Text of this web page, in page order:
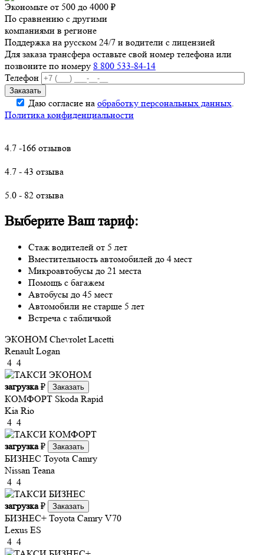
Экономьте от 500 до 4000 ₽
По сравнению с другими
компаниями в регионе
Поддержка на русском 24/7 и водители с лицензией
Для заказа трансфера оставьте свой номер телефона или
позвоните по номеру 8 800 533-84-14
Телефон
Даю согласие на обработку персональных данных.
Политика конфиденциальности
4.7 -166 отзывов
4.7 - 43 отзыва
5.0 - 82 отзыва
Выберите Ваш тариф:
Стаж водителей от 5 лет
Вместительность автомобилей до 4 мест
Микроавтобусы до 21 места
Помощь с багажем
Автобусы до 45 мест
Автомобили не старше 5 лет
Встреча с табличкой
ЭКОНОМ Chevrolet Lacetti
Renault Logan
4 4
загрузка₽ Заказать
КОМФОРТ Skoda Rapid
Kia Rio
4 4
загрузка₽ Заказать
БИЗНЕС Toyota Camry
Nissan Teana
4 4
загрузка₽ Заказать
БИЗНЕС+ Toyota Camry V70
Lexus ES
4 4